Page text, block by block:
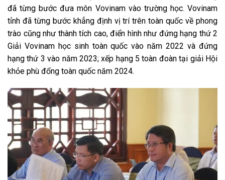
đã từng bước đưa môn Vovinam vào trường học. Vovinam
tỉnh đã từng bước khẳng định vị trí trên toàn quốc về phong
trào cũng như thành tích cao, điển hình như đứng hạng thứ 2
Giải Vovinam học sinh toàn quốc vào năm 2022 và đứng
hạng thứ 3 vào năm 2023; xếp hạng 5 toàn đoàn tại giải Hội
khỏe phù đổng toàn quốc năm 2024.